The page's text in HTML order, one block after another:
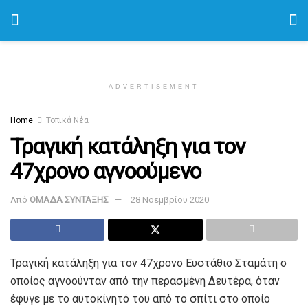
ADVERTISEMENT
Home Τοπικά Νέα
Τραγική κατάληξη για τον
47χρονο αγνοούμενο
Από ΟΜΑΔΑ ΣΥΝΤΑΞΗΣ 28 Νοεμβρίου 2020
Τραγική κατάληξη για τον 47χρονο Ευστάθιο Σταμάτη ο
οποίος αγνοούνταν από την περασμένη Δευτέρα, όταν
έφυγε με το αυτοκίνητό του από το σπίτι στο οποίο